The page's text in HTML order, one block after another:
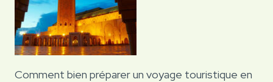
Comment bien préparer un voyage touristique en